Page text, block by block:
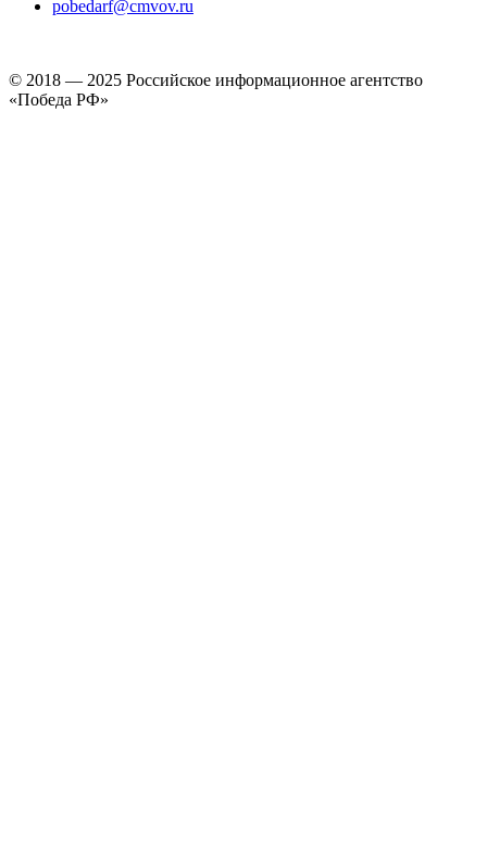
pobedarf@cmvov.ru
© 2018 — 2025 Российское информационное агентство
«Победа РФ»